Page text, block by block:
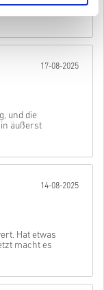
ohne Probleme
17-08-2025
und die
äußerst
14-08-2025
Hat etwas
macht es